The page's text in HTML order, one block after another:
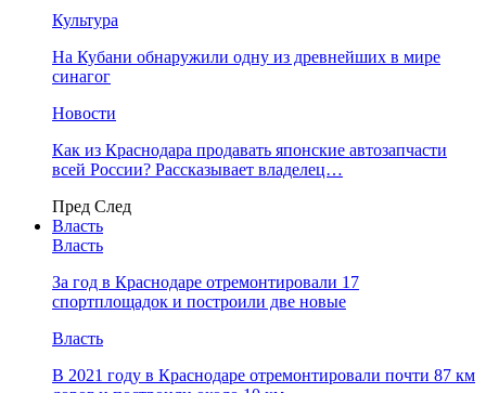
Культура
На Кубани обнаружили одну из древнейших в мире
синагог
Новости
Как из Краснодара продавать японские автозапчасти
всей России? Рассказывает владелец…
Пред След
Власть
Власть
За год в Краснодаре отремонтировали 17
спортплощадок и построили две новые
Власть
В 2021 году в Краснодаре отремонтировали почти 87 км